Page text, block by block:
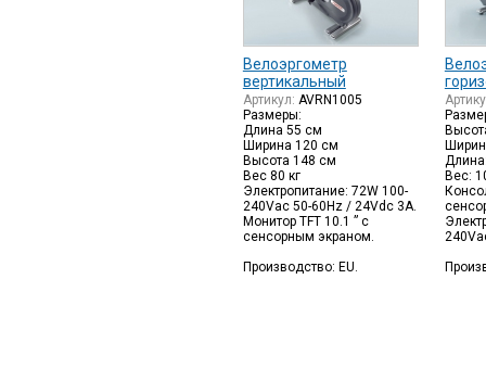
Велоэргометр
вертикальный
Артикул: AVRN1005
Размеры:
Длина 55 см
Ширина 120 см
Высота 148 см
Вес 80 кг
Электропитание: 72W 100-
240Vac 50-60Hz / 24Vdc 3A.
Монитор TFT 10.1 ” с
сенсорным экраном.
Производство: EU.
Вес: